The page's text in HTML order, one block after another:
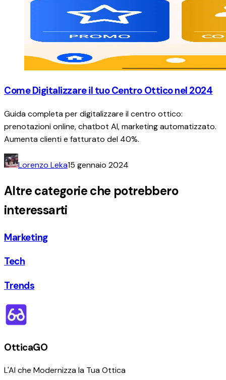
Come Digitalizzare il tuo Centro Ottico nel 2024
Guida completa per digitalizzare il centro ottico:
prenotazioni online, chatbot AI, marketing automatizzato.
Aumenta clienti e fatturato del 40%.
Lorenzo Leka15 gennaio 2024
Altre categorie che potrebbero
interessarti
Marketing
Tech
Trends
OtticaGO
L'AI che Modernizza la Tua Ottica